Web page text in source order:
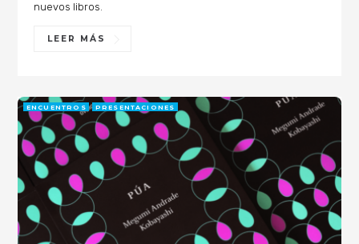
nuevos libros.
LEER MÁS
ENCUENTROS PRESENTACIONES